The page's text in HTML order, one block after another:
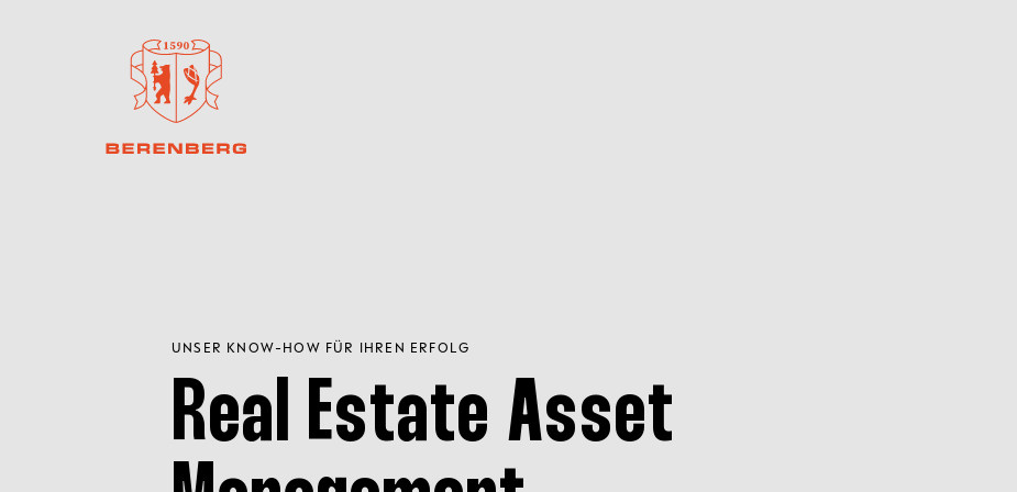
UNSER KNOW-HOW FÜR IHREN ERFOLG
Real Estate Asset